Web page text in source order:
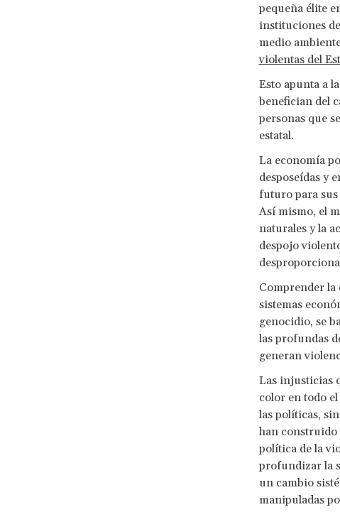
pequeña élite
instituciones
medio
violentas del
Esto apunta a
benefician del
personas que
estatal.
La economía
desposeídas y
futuro para sus
Así mismo, el
naturales y la
despojo
Comprender
sistemas
genocidio, se
las profundas
generan
Las injusticias
color en todo
las políticas,
han construido
política de la
profundizar la
un cambio
manipuladas